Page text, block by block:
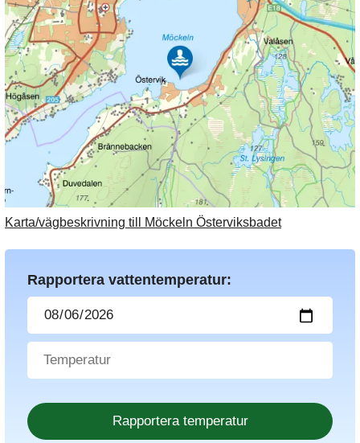
Karta/vägbeskrivning till Möckeln Österviksbadet
Rapportera vattentemperatur: